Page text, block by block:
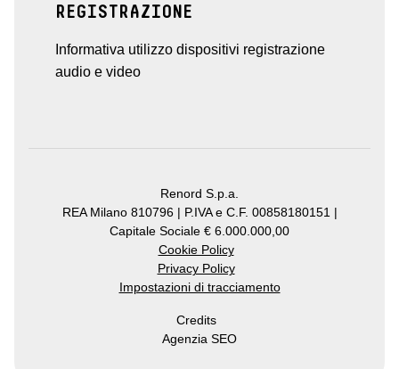
REGISTRAZIONE
Informativa utilizzo dispositivi registrazione
audio e video
Renord S.p.a.
REA Milano 810796 | P.IVA e C.F. 00858180151 |
Capitale Sociale € 6.000.000,00
Cookie Policy
Privacy Policy
Impostazioni di tracciamento
Credits
Agenzia SEO